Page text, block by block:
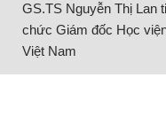
GS.TS Nguyễn Thị Lan
chức Giám đốc Học
Việt Nam